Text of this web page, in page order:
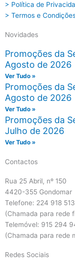
> Política de
> Termos e
Novidades
Promoções da
Agosto de 2026
Ver Tudo »
Promoções da
Agosto de 2026
Ver Tudo »
Promoções da
Julho de 2026
Ver Tudo »
Contactos
Rua 25 Abril, nº 150
4420-355 Gondomar
Telefone: 224 918 513
(Chamada para rede
Telemóvel: 915 294
(Chamada para rede
Redes Sociais